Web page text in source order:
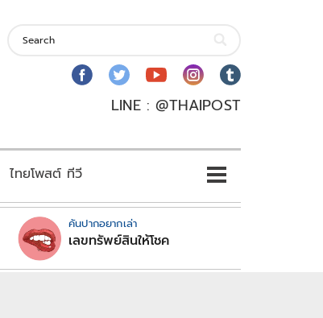
LINE : @THAIPOST
ไทยโพสต์ ทีวี
คันปากอยากเล่า
เลขทรัพย์สินให้โชค